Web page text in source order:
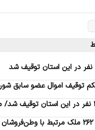
توقیف اموال عضو سابق